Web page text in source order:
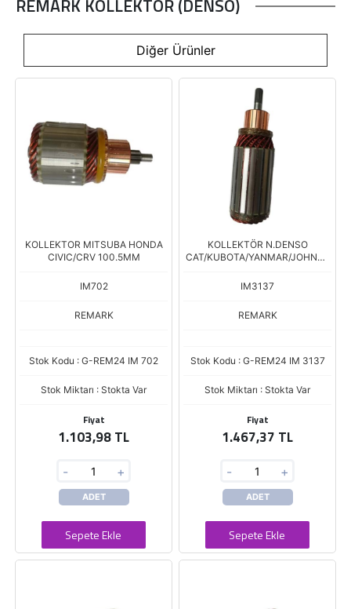
REMARK KOLLEKTÖR (DENSO)
Diğer Ürünler
KOLLEKTOR MITSUBA HONDA
CIVIC/CRV 100.5MM
IM702
REMARK
Stok Kodu : G-REM24 IM 702
Stok Miktarı : Stokta Var
Fiyat
1.103,98 TL
- +
ADET
Sepete Ekle
KOLLEKTÖR N.DENSO
CAT/KUBOTA/YANMAR/JOHNDE
IM3137
REMARK
Stok Kodu : G-REM24 IM 3137
Stok Miktarı : Stokta Var
Fiyat
1.467,37 TL
- +
ADET
Sepete Ekle